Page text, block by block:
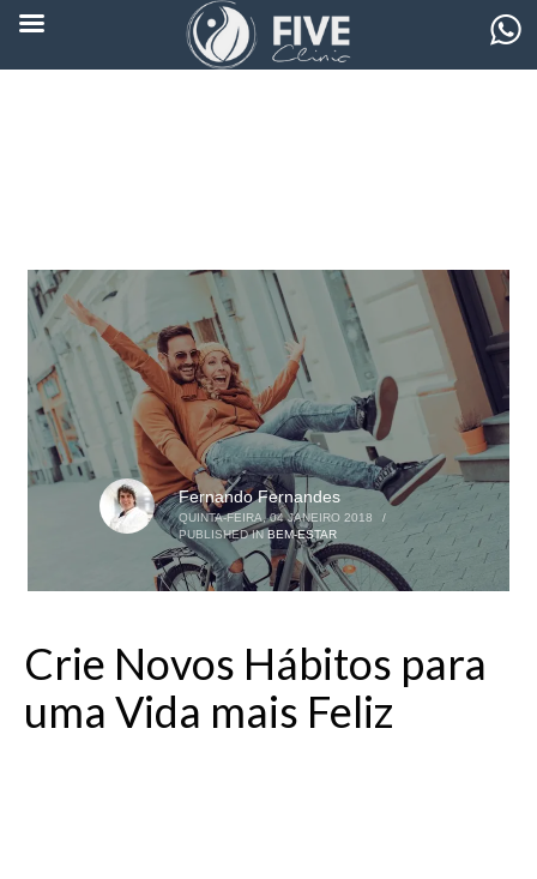
Fernando Fernandes
QUINTA-FEIRA, 04 JANEIRO 2018
/
PUBLISHED IN BEM-ESTAR
Crie Novos Hábitos para
uma Vida mais Feliz